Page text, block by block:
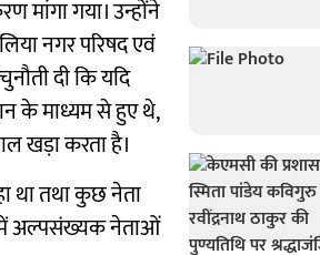
मांगा गया। उन्होंने
नगर परिषद एवं
दी कि यदि
के माध्यम से हुए थे,
खड़ा करता है।
था तथा कुछ नेता
में अल्पसंख्यक नेताओं